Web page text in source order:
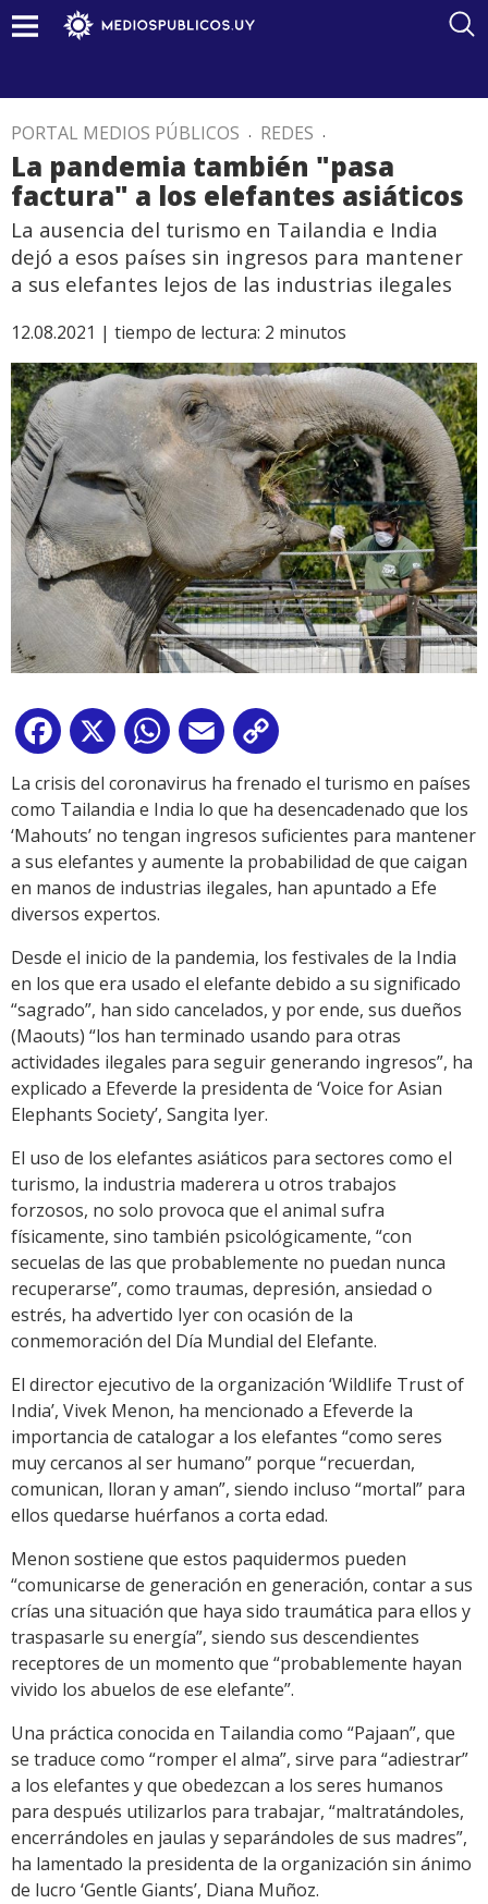
PORTAL MEDIOS PÚBLICOS . REDES .
La pandemia también "pasa
factura" a los elefantes asiáticos
La ausencia del turismo en Tailandia e India
dejó a esos países sin ingresos para mantener
a sus elefantes lejos de las industrias ilegales
12.08.2021 | tiempo de lectura: 2 minutos
Facebook
X WhatsApp
Email
Link
La crisis del coronavirus ha frenado el turismo en países
como Tailandia e India lo que ha desencadenado que los
‘Mahouts’ no tengan ingresos suficientes para mantener
a sus elefantes y aumente la probabilidad de que caigan
en manos de industrias ilegales, han apuntado a Efe
diversos expertos.
Desde el inicio de la pandemia, los festivales de la India
en los que era usado el elefante debido a su significado
“sagrado”, han sido cancelados, y por ende, sus dueños
(Maouts) “los han terminado usando para otras
actividades ilegales para seguir generando ingresos”, ha
explicado a Efeverde la presidenta de ‘Voice for Asian
Elephants Society’, Sangita Iyer.
El uso de los elefantes asiáticos para sectores como el
turismo, la industria maderera u otros trabajos
forzosos, no solo provoca que el animal sufra
físicamente, sino también psicológicamente, “con
secuelas de las que probablemente no puedan nunca
recuperarse”, como traumas, depresión, ansiedad o
estrés, ha advertido Iyer con ocasión de la
conmemoración del Día Mundial del Elefante.
El director ejecutivo de la organización ‘Wildlife Trust of
India’, Vivek Menon, ha mencionado a Efeverde la
importancia de catalogar a los elefantes “como seres
muy cercanos al ser humano” porque “recuerdan,
comunican, lloran y aman”, siendo incluso “mortal” para
ellos quedarse huérfanos a corta edad.
Menon sostiene que estos paquidermos pueden
“comunicarse de generación en generación, contar a sus
crías una situación que haya sido traumática para ellos y
traspasarle su energía”, siendo sus descendientes
receptores de un momento que “probablemente hayan
vivido los abuelos de ese elefante”.
Una práctica conocida en Tailandia como “Pajaan”, que
se traduce como “romper el alma”, sirve para “adiestrar”
a los elefantes y que obedezcan a los seres humanos
para después utilizarlos para trabajar, “maltratándoles,
encerrándoles en jaulas y separándoles de sus madres”,
ha lamentado la presidenta de la organización sin ánimo
de lucro ‘Gentle Giants’, Diana Muñoz.